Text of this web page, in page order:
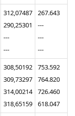
312,07487
290,25301
---
---
267.643
---
---
---
308,50192
309,73297
314,00214
318,65159
753.592
764.820
726.460
618.047